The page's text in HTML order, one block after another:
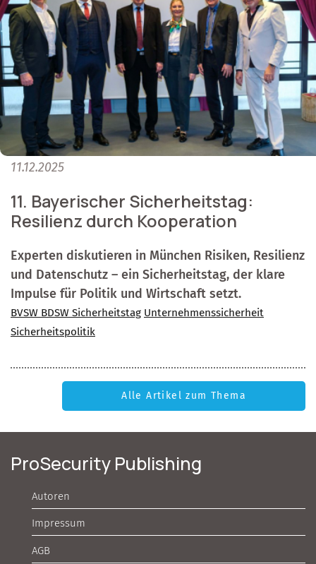
11.12.2025
11. Bayerischer Sicherheitstag:
Resilienz durch Kooperation
Experten diskutieren in München Risiken, Resilienz
und Datenschutz – ein Sicherheitstag, der klare
Impulse für Politik und Wirtschaft setzt.
BVSW BDSW Sicherheitstag Unternehmenssicherheit
Sicherheitspolitik
Alle Artikel zum Thema
ProSecurity Publishing
Autoren
Impressum
AGB